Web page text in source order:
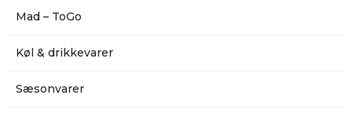
Mad – ToGo
Køl & drikkevarer
Sæsonvarer